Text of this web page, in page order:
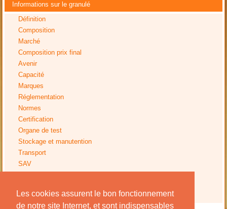
Les cookies assurent le bon fonctionnement
de notre site Internet, et sont indispensables
Informations sur le granulé
Définition
Composition
Marché
Composition prix final
Avenir
Capacité
Marques
Réglementation
Normes
Certification
Organe de test
Stockage et manutention
Transport
SAV
Avis installation